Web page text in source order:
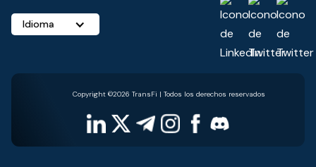
Idioma
Copyright ©2026 TransFi | Todos los derechos reservados